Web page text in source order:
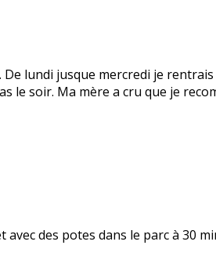
lundi jusque mercredi je
le soir. Ma mère a cru que je
des potes dans le parc à 30